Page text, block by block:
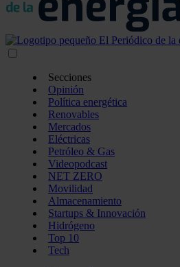
Secciones
Opinión
Política energética
Renovables
Mercados
Eléctricas
Petróleo & Gas
Videopodcast
NET ZERO
Movilidad
Almacenamiento
Startups & Innovación
Hidrógeno
Top 10
Tech